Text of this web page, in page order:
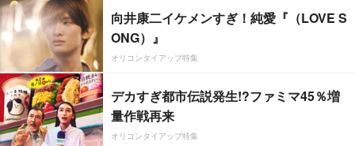
向井康二イケメンすぎ！純愛『（LOVE S
ONG）』
オリコンタイアップ特集
デカすぎ都市伝説発生!?ファミマ45％増
量作戦再来
オリコンタイアップ特集